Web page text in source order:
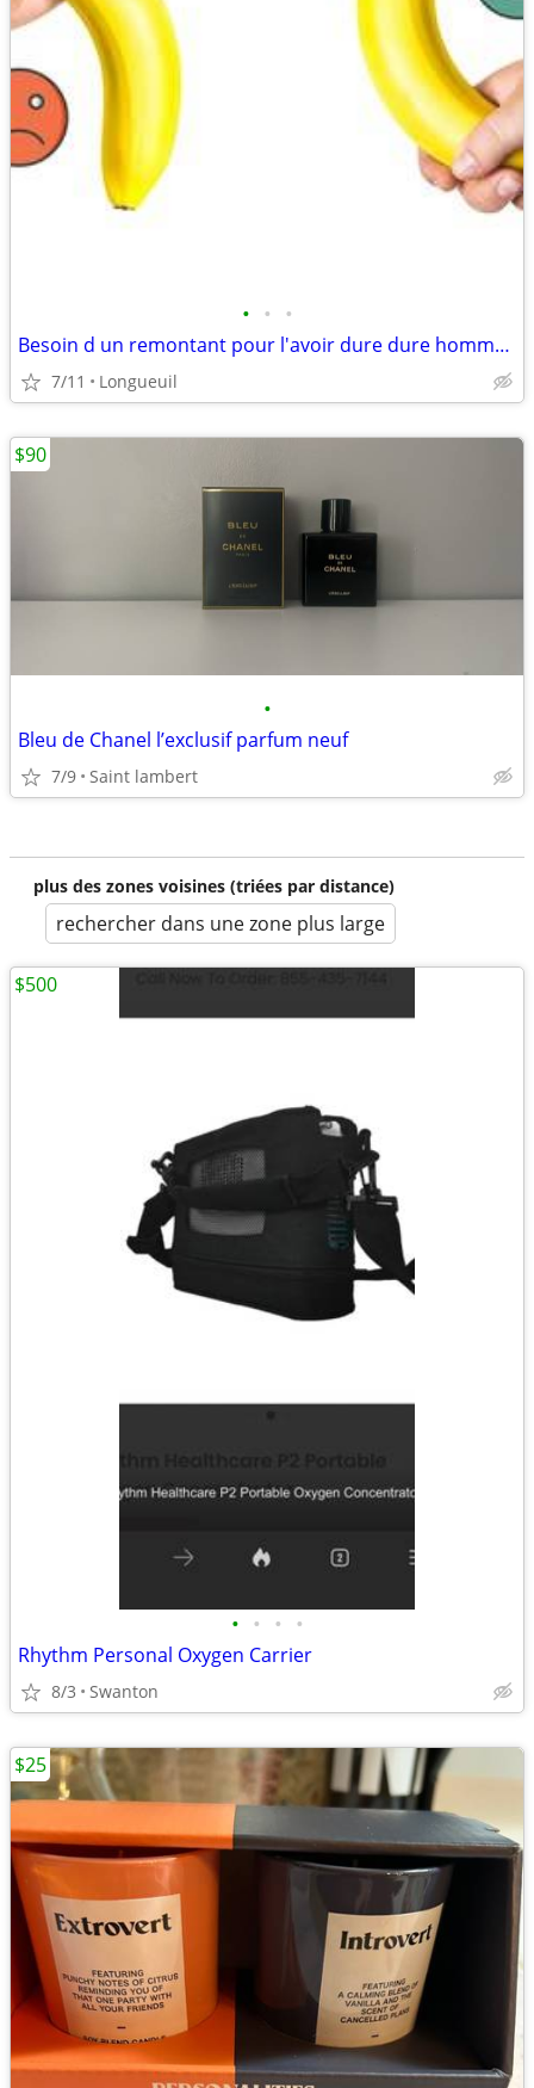
• • •
Besoin d un remontant pour l'avoir dure dure homme VIACIL
7/11 Longueuil
•
Bleu de Chanel l’exclusif parfum neuf
7/9 Saint lambert
$90
plus des zones voisines (triées par distance)
rechercher dans une zone plus large
• • • •
Rhythm Personal Oxygen Carrier
8/3 Swanton
$500
$25